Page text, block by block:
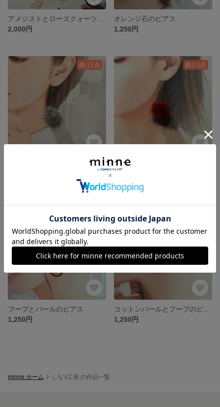
2,000円
オレンジ石のピアス
1,250円
残り1点 残り1点
ファーピアス（赤）
フープとパールのピアス
1,250円
1,250円
minne ホーム しな's工房 の作品一覧